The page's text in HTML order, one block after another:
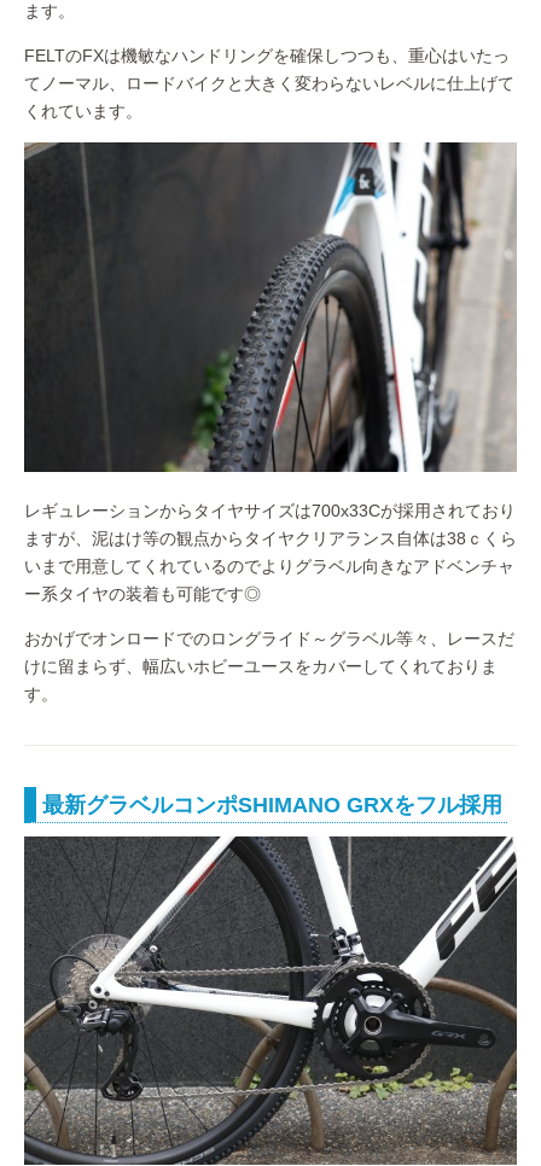
ます。
FELTのFXは機敏なハンドリングを確保しつつも、重心はいたっ
てノーマル、ロードバイクと大きく変わらないレベルに仕上げて
くれています。
レギュレーションからタイヤサイズは700x33Cが採用されており
ますが、泥はけ等の観点からタイヤクリアランス自体は38ｃくら
いまで用意してくれているのでよりグラベル向きなアドベンチャ
ー系タイヤの装着も可能です◎
おかげでオンロードでのロングライド～グラベル等々、レースだ
けに留まらず、幅広いホビーユースをカバーしてくれておりま
す。
最新グラベルコンポSHIMANO GRXをフル採用